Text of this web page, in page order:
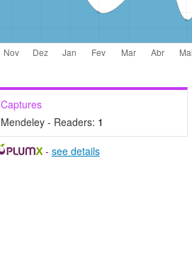
Captures
Mendeley - Readers: 1
- see details